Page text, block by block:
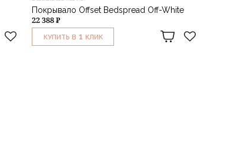
Покрывало Offset Bedspread Off-White
22 388 ₽
КУПИТЬ В 1 КЛИК